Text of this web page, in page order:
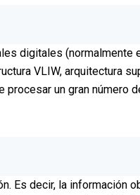
digitales (normalmente
VLIW, arquitectura
un gran número
decir, la información